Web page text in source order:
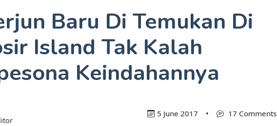
Baru Di Temukan Di
Island Tak Kalah
Keindahannya
5 June 2017 • 17 Comments